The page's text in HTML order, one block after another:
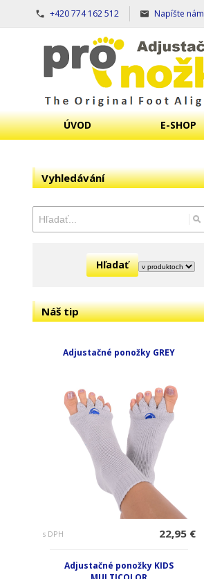
+420 774 162 512 Napíšte nám
ÚVOD E-SHOP
Vyhledávání
Hľadať
Náš tip
Adjustačné ponožky GREY
s DPH 22,95 €
Adjustačné ponožky KIDS